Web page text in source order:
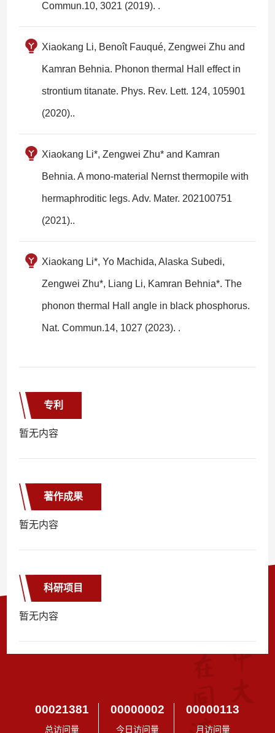
Commun.10, 3021 (2019). .
Xiaokang Li, Benoît Fauqué, Zengwei Zhu and
Kamran Behnia. Phonon thermal Hall effect in
strontium titanate. Phys. Rev. Lett. 124, 105901
(2020)..
Xiaokang Li*, Zengwei Zhu* and Kamran
Behnia. A mono-material Nernst thermopile with
hermaphroditic legs. Adv. Mater. 202100751
(2021)..
Xiaokang Li*, Yo Machida, Alaska Subedi,
Zengwei Zhu*, Liang Li, Kamran Behnia*. The
phonon thermal Hall angle in black phosphorus.
Nat. Commun.14, 1027 (2023). .
专利
暂无内容
著作成果
暂无内容
科研项目
暂无内容
00021381
总访问量
00000002
今日访问量
00000113
月访问量